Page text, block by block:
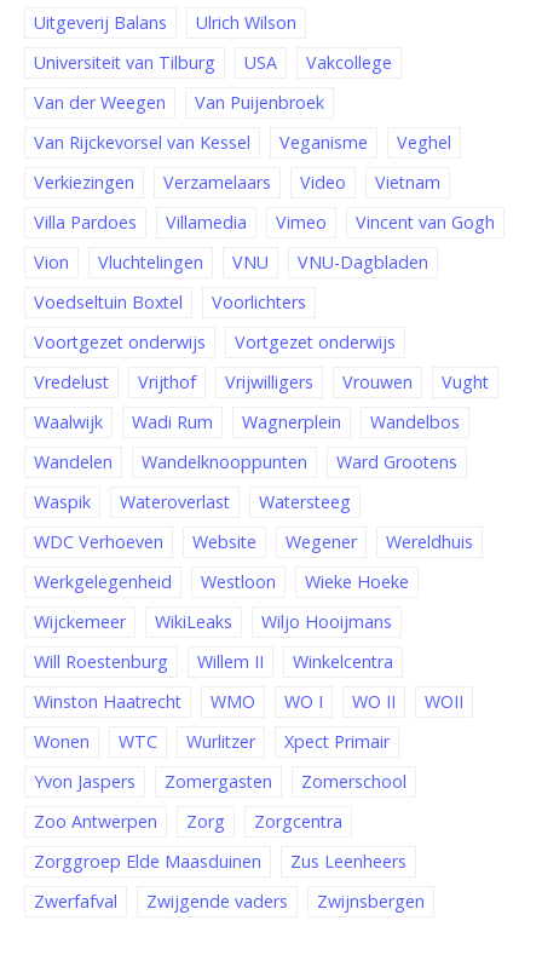
Uitgeverij Balans
Ulrich Wilson
Universiteit van Tilburg
USA
Vakcollege
Van der Weegen
Van Puijenbroek
Van Rijckevorsel van Kessel
Veganisme
Veghel
Verkiezingen
Verzamelaars Video
Vietnam
Villa Pardoes
Villamedia Vimeo
Vincent van Gogh
Vion
Vluchtelingen VNU
VNU-Dagbladen
Voedseltuin Boxtel
Voorlichters
Voortgezet onderwijs
Vortgezet onderwijs
Vredelust
Vrijthof Vrijwilligers Vrouwen
Vught
Waalwijk
Wadi Rum Wagnerplein
Wandelbos
Wandelen
Wandelknooppunten
Ward Grootens
Waspik
Wateroverlast
Watersteeg
WDC Verhoeven
Website Wegener
Wereldhuis
Werkgelegenheid
Westloon
Wieke Hoeke
Wijckemeer
WikiLeaks
Wiljo Hooijmans
Will Roestenburg
Willem II
Winkelcentra
Winston Haatrecht
WMO WO I WO II
WOII
Wonen
WTC Wurlitzer
Xpect Primair
Yvon Jaspers
Zomergasten
Zomerschool
Zoo Antwerpen
Zorg
Zorgcentra
Zorggroep Elde Maasduinen
Zus Leenheers
Zwerfafval
Zwijgende vaders Zwijnsbergen